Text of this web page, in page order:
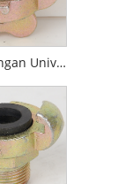
Cap Gandingan Universal Jenis Eropah